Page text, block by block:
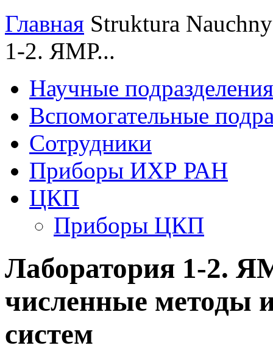
Главная Struktura
1-2. ЯМР...
Научные подразделения
Вспомогательные
Сотрудники
Приборы ИХР РАН
ЦКП
Приборы ЦКП
Лаборатория 1-2.
численные методы
систем